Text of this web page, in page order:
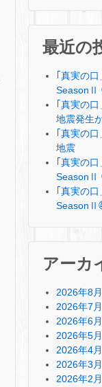
最近の
｢真実の
SeasonⅡ
｢真実の
地震発生
｢真実の
地震
｢真実の
SeasonⅡ
｢真実の
SeasonⅡ
アーカ
2026年8月
2026年7月
2026年6月
2026年5月
2026年4月
2026年3月
2026年2月